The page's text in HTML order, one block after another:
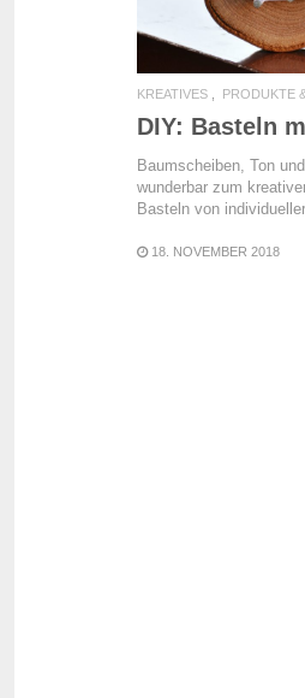
KREATIVES PRODUKTE
DIY: Basteln
Baumscheiben, Ton
wunderbar zum
Basteln von
18. NOVEMBER 2018